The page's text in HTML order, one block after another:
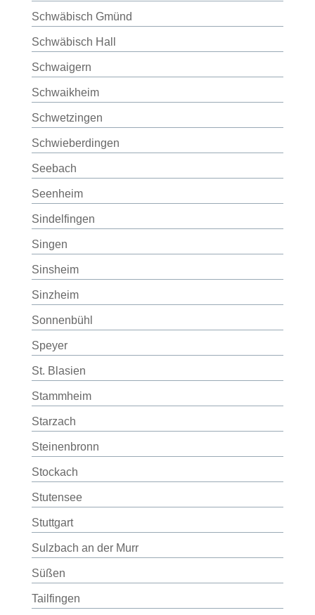
Schwäbisch Gmünd
Schwäbisch Hall
Schwaigern
Schwaikheim
Schwetzingen
Schwieberdingen
Seebach
Seenheim
Sindelfingen
Singen
Sinsheim
Sinzheim
Sonnenbühl
Speyer
St. Blasien
Stammheim
Starzach
Steinenbronn
Stockach
Stutensee
Stuttgart
Sulzbach an der Murr
Süßen
Tailfingen